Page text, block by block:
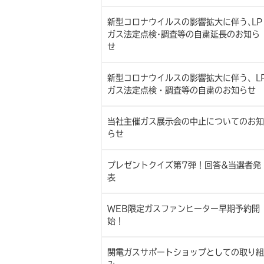
新型コロナウイルスの影響拡大に伴う､LP
ガス法定点検･調査等の自粛延長のお知ら
せ
新型コロナウイルスの影響拡大に伴う、
ガス法定点検・調査等の自粛のお知らせ
当社主催ガス展示会の中止についてのお知
らせ
プレゼントクイズ第7弾！回答&当選者発
表
WEB限定ガスファンヒーター早期予約開
始！
関電ガスサポートショップとしての取り組